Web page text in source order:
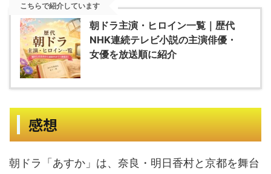
こちらで紹介しています
朝ドラ主演・ヒロイン一覧｜歴代
NHK連続テレビ小説の主演俳優・
女優を放送順に紹介
感想
朝ドラ「あすか」は、奈良・明日香村と京都を舞台